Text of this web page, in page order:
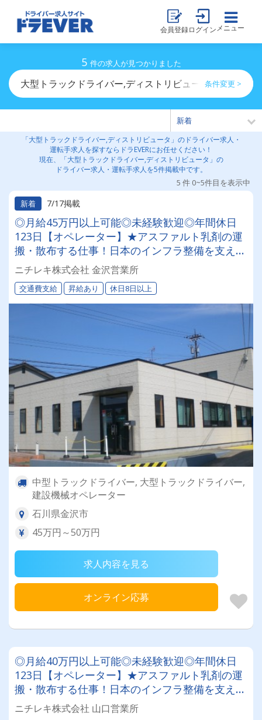
会員登録ログイン メニュー
5 件の求人が見つかりました
大型トラックドライバー,ディストリビュータのドライバ
条件変更 >
「大型トラックドライバー,ディストリビュータ」のドライバー求人・
運転手求人を探すならドラEVERにお任せください！
現在、「大型トラックドライバー,ディストリビュータ」の
ドライバー求人・運転手求人を5件掲載中です。
5 件 0~5件目を表示中
新着
7/17掲載
◎月給45万円以上可能◎未経験歓迎◎年間休日
123日【オペレーター】★アスファルト乳剤の運
搬・散布する仕事！日本のインフラ整備を支える
やりがいアリ！！
ニチレキ株式会社 金沢営業所
交通費支給 昇給あり 休日8日以上
中型トラックドライバー, 大型トラックドライバー,
建設機械オペレーター
石川県金沢市
45万円～50万円
求人内容を見る
オンライン応募
◎月給40万円以上可能◎未経験歓迎◎年間休日
123日【オペレーター】★アスファルト乳剤の運
搬・散布する仕事！日本のインフラ整備を支える
やりがいアリ！！
ニチレキ株式会社 山口営業所